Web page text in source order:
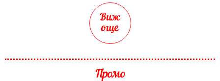
Виж
още
Промо